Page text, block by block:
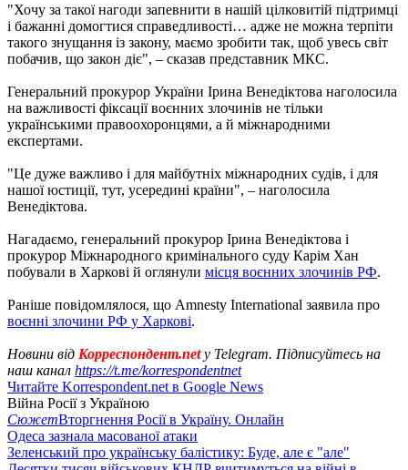
"Хочу за такої нагоди запевнити в нашій цілковитій підтримці
і бажанні домогтися справедливості… адже не можна терпіти
такого знущання із закону, маємо зробити так, щоб увесь світ
побачив, що закон діє", – сказав представник МКС.
Генеральний прокурор України Ірина Венедіктова наголосила
на важливості фіксації воєнних злочинів не тільки
українськими правоохоронцями, а й міжнародними
експертами.
"Це дуже важливо і для майбутніх міжнародних судів, і для
нашої юстиції, тут, усередині країни", – наголосила
Венедіктова.
Нагадаємо, генеральний прокурор Ірина Венедіктова і
прокурор Міжнародного кримінального суду Карім Хан
побували в Харкові й оглянули місця воєнних злочинів РФ.
Раніше повідомлялося, що Amnesty International заявила про
воєнні злочини РФ у Харкові.
Новини від Корреспондент.netу Telegram. Підписуйтесь на
наш канал https://t.me/korrespondentnet
Читайте Korrespondent.net в Google News
Війна Росії з Україною
СюжетВторгнення Росії в Україну. Онлайн
Одеса зазнала масованої атаки
Зеленський про українську балістику: Буде, але є "але"